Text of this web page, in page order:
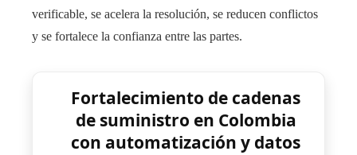
verificable, se acelera la resolución, se reducen conflictos
y se fortalece la confianza entre las partes.
Fortalecimiento de cadenas
de suministro en Colombia
con automatización y datos